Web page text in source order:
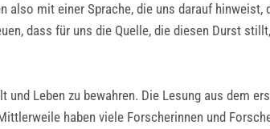
also mit einer Sprache, die uns darauf hinweist,
dass für uns die Quelle, die diesen Durst
und Leben zu bewahren. Die Lesung aus dem
haben viele Forscherinnen und